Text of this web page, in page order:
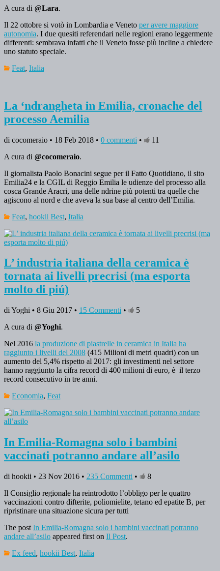
A cura di @Lara.
Il 22 ottobre si votò in Lombardia e Veneto per avere maggiore
autonomia. I due quesiti referendari nelle regioni erano leggermente
differenti: sembrava infatti che il Veneto fosse più incline a chiedere
uno statuto speciale.
Feat, Italia
La ‘ndrangheta in Emilia, cronache del
processo Aemilia
di cocomeraio • 18 Feb 2018 • 0 commenti •
11
A cura di @cocomeraio.
Il giornalista Paolo Bonacini segue per il Fatto Quotidiano, il sito
Emilia24 e la CGIL di Reggio Emilia le udienze del processo alla
cosca Grande Aracri, una delle ndrine più potenti tra quelle che
agiscono al nord e che aveva la sua base al centro dell’Emilia.
Feat, hookii Best, Italia
L’ industria italiana della ceramica è
tornata ai livelli precrisi (ma esporta
molto di piú)
di Yoghi • 8 Giu 2017 • 15 Commenti •
5
A cura di @Yoghi.
Nel 2016 la produzione di piastrelle in ceramica in Italia ha
raggiunto i livelli del 2008 (415 Milioni di metri quadri) con un
aumento del 5,4% rispetto al 2017: gli investimenti nel settore
hanno raggiunto la cifra record di 400 milioni di euro, è il terzo
record consecutivo in tre anni.
Economia, Feat
In Emilia-Romagna solo i bambini
vaccinati potranno andare all’asilo
di hookii • 23 Nov 2016 • 235 Commenti •
8
Il Consiglio regionale ha reintrodotto l’obbligo per le quattro
vaccinazioni contro difterite, poliomielite, tetano ed epatite B, per
ripristinare una situazione sicura per tutti
The post In Emilia-Romagna solo i bambini vaccinati potranno
andare all’asilo appeared first on Il Post.
Ex feed, hookii Best, Italia